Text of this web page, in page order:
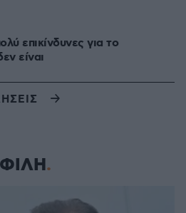
επικίνδυνες για το
είναι